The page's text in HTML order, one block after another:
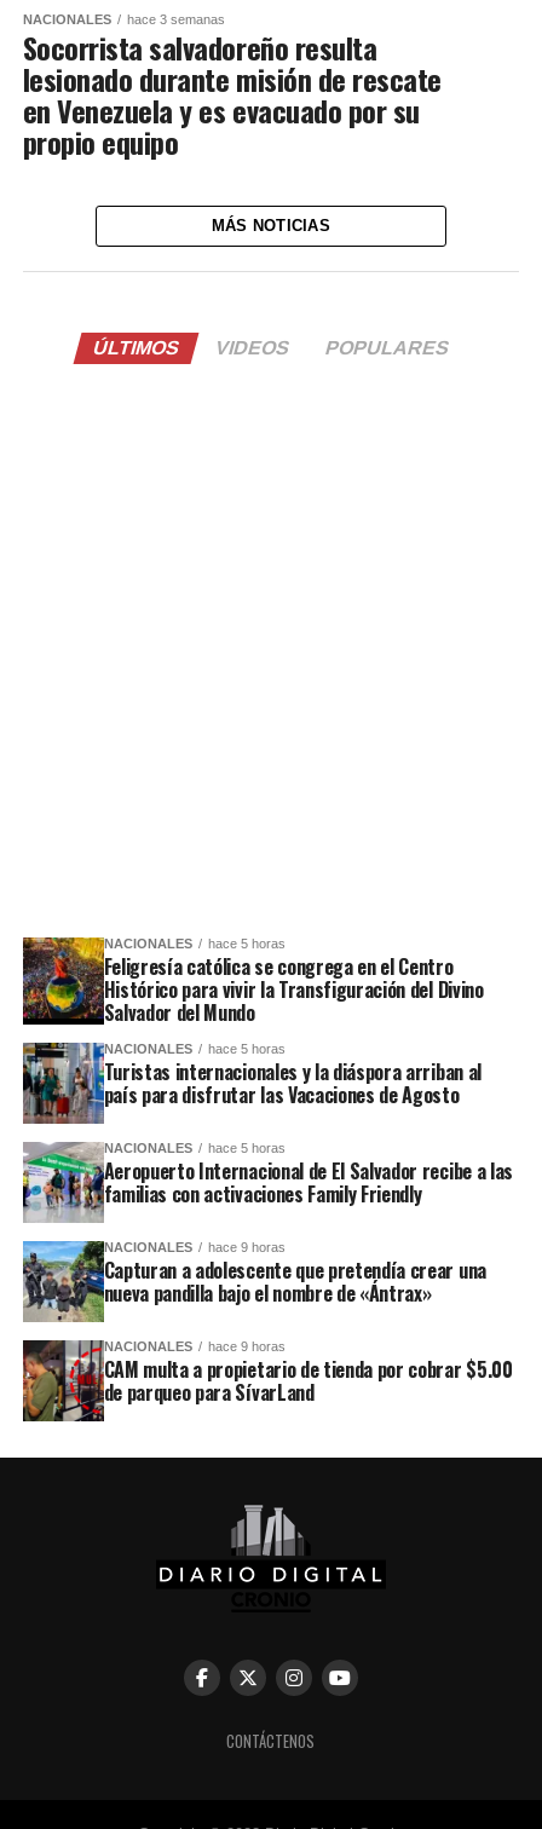
NACIONALES hace 3 semanas
Socorrista salvadoreño resulta
lesionado durante misión de rescate
en Venezuela y es evacuado por su
propio equipo
MÁS NOTICIAS
ÚLTIMOS VIDEOS POPULARES
NACIONALES hace 5 horas
Feligresía católica se congrega en el Centro
Histórico para vivir la Transfiguración del Divino
Salvador del Mundo
NACIONALES hace 5 horas
Turistas internacionales y la diáspora arriban al
país para disfrutar las Vacaciones de Agosto
NACIONALES hace 5 horas
Aeropuerto Internacional de El Salvador recibe a las
familias con activaciones Family Friendly
NACIONALES hace 9 horas
Capturan a adolescente que pretendía crear una
nueva pandilla bajo el nombre de «Ántrax»
NACIONALES hace 9 horas
CAM multa a propietario de tienda por cobrar $5.00
de parqueo para SívarLand
CONTÁCTENOS